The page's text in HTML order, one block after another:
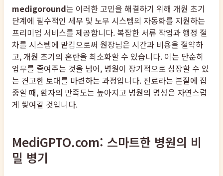
medigoround는 이러한 고민을 해결하기 위해 개원 초기
단계에 필수적인 세무 및 노무 시스템의 자동화를 지원하는
프리미엄 서비스를 제공합니다. 복잡한 서류 작업과 행정 절
차를 시스템에 맡김으로써 원장님은 시간과 비용을 절약하
고, 개원 초기의 혼란을 최소화할 수 있습니다. 이는 단순히
업무를 줄여주는 것을 넘어, 병원이 장기적으로 성장할 수 있
는 견고한 토대를 마련하는 과정입니다. 진료라는 본질에 집
중할 때, 환자의 만족도는 높아지고 병원의 명성은 자연스럽
게 쌓여갈 것입니다.
MediGPTO.com: 스마트한 병원의 비
밀 병기